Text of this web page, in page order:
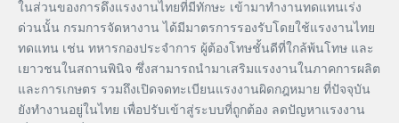
ในส่วนของการดึงแรงงานไทยที่มีทักษะ เข้ามาทำงานทดแทนเร่ง
ด่วนนั้น กรมการจัดหางาน ได้มีมาตรการรองรับโดยใช้แรงงานไทย
ทดแทน เช่น ทหารกองประจำการ ผู้ต้องโทษชั้นดีที่ใกล้พ้นโทษ และ
เยาวชนในสถานพินิจ ซึ่งสามารถนำมาเสริมแรงงานในภาคการผลิต
และการเกษตร รวมถึงเปิดจดทะเบียนแรงงานผิดกฎหมาย ที่ปัจจุบัน
ยังทำงานอยู่ในไทย เพื่อปรับเข้าสู่ระบบที่ถูกต้อง ลดปัญหาแรงงาน